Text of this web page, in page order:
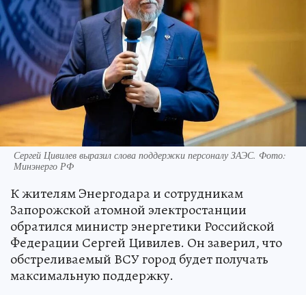
Сергей Цивилев выразил слова поддержки персоналу ЗАЭС. Фото:
Минэнерго РФ
К жителям Энергодара и сотрудникам
Запорожской атомной электростанции
обратился министр энергетики Российской
Федерации Сергей Цивилев. Он заверил, что
обстреливаемый ВСУ город будет получать
максимальную поддержку.